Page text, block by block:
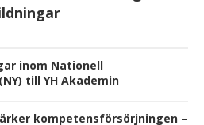
inom Nationell
till YH Akademin
kompetensförsörjningen –